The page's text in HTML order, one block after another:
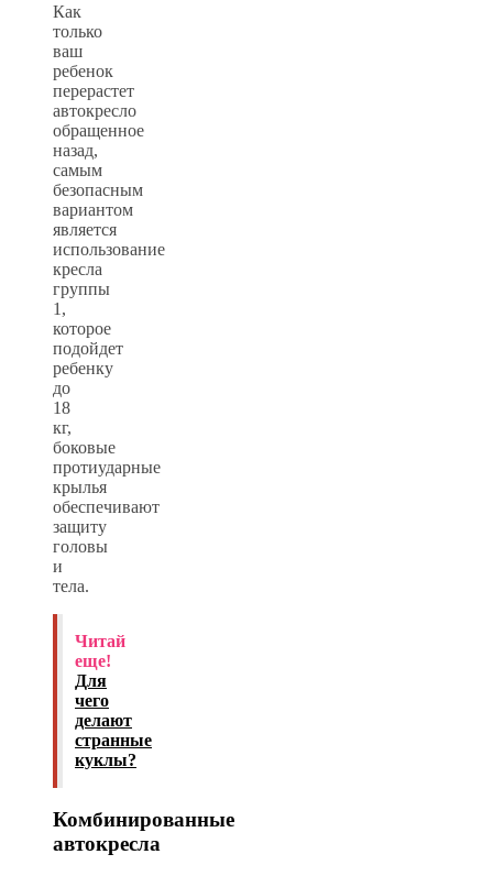
Как
только
ваш
ребенок
перерастет
автокресло
обращенное
назад,
самым
безопасным
вариантом
является
использование
кресла
группы
1,
которое
подойдет
ребенку
до
18
кг,
боковые
протиударные
крылья
обеспечивают
защиту
головы
и
тела.
Читай
еще!
Для
чего
делают
странные
куклы?
Комбинированные
автокресла